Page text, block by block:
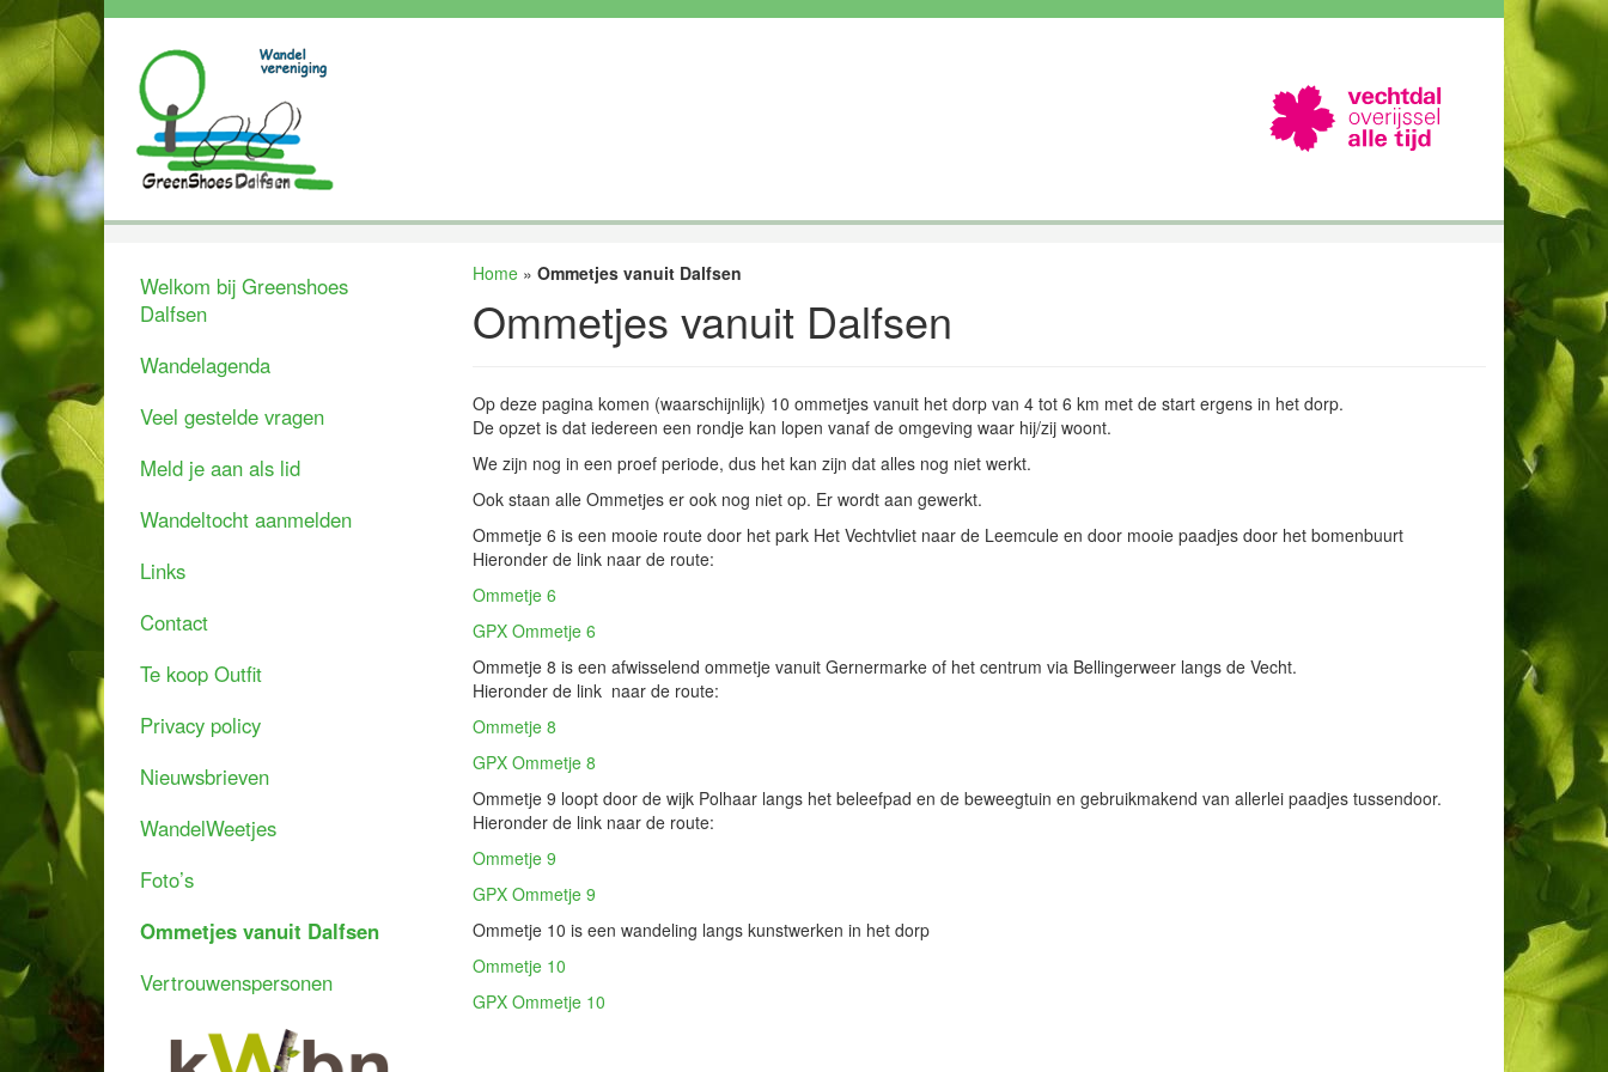
Welkom bij Greenshoes
Dalfsen
Wandelagenda
Veel gestelde vragen
Meld je aan als lid
Wandeltocht aanmelden
Links
Contact
Te koop Outfit
Privacy policy
Nieuwsbrieven
WandelWeetjes
Foto’s
Ommetjes vanuit Dalfsen
Vertrouwenspersonen
Home» Ommetjes vanuit Dalfsen
Ommetjes vanuit Dalfsen
Op deze pagina komen (waarschijnlijk) 10 ommetjes vanuit het dorp van 4 tot 6 km met de start ergens in het dorp.
De opzet is dat iedereen een rondje kan lopen vanaf de omgeving waar hij/zij woont.
We zijn nog in een proef periode, dus het kan zijn dat alles nog niet werkt.
Ook staan alle Ommetjes er ook nog niet op. Er wordt aan gewerkt.
Ommetje 6 is een mooie route door het park Het Vechtvliet naar de Leemcule en door mooie paadjes door het bomenbuurt
Hieronder de link naar de route:
Ommetje 6
GPX Ommetje 6
Ommetje 8 is een afwisselend ommetje vanuit Gernermarke of het centrum via Bellingerweer langs de Vecht.
Hieronder de link naar de route:
Ommetje 8
GPX Ommetje 8
Ommetje 9 loopt door de wijk Polhaar langs het beleefpad en de beweegtuin en gebruikmakend van allerlei paadjes tussendoor.
Hieronder de link naar de route:
Ommetje 9
GPX Ommetje 9
Ommetje 10 is een wandeling langs kunstwerken in het dorp
Ommetje 10
GPX Ommetje 10